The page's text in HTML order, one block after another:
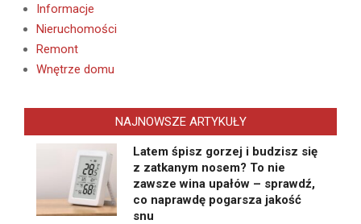
Informacje
Nieruchomości
Remont
Wnętrze domu
NAJNOWSZE ARTYKUŁY
Latem śpisz gorzej i budzisz się
z zatkanym nosem? To nie
zawsze wina upałów – sprawdź,
co naprawdę pogarsza jakość
snu